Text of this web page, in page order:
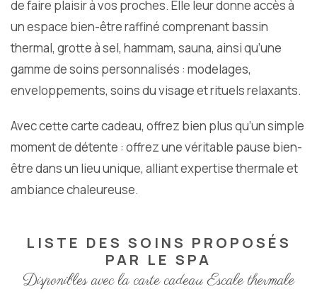
de faire plaisir à vos proches. Elle leur donne accès à
un espace bien-être raffiné comprenant bassin
thermal, grotte à sel, hammam, sauna, ainsi qu’une
gamme de soins personnalisés : modelages,
enveloppements, soins du visage et rituels relaxants.
Avec cette carte cadeau, offrez bien plus qu’un simple
moment de détente : offrez une véritable pause bien-
être dans un lieu unique, alliant expertise thermale et
ambiance chaleureuse.
LISTE DES SOINS PROPOSÉS
PAR LE SPA
Disponibles avec la carte cadeau Escale thermale